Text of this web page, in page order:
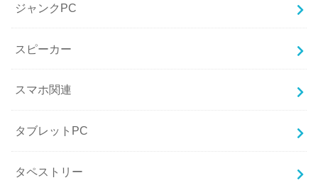
ジャンクPC
スピーカー
スマホ関連
タブレットPC
タペストリー